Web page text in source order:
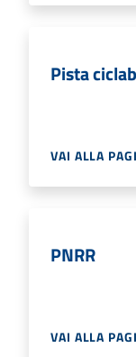
Pista
VAI ALLA
PNRR
VAI ALLA